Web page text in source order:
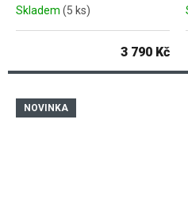
Skladem (5 ks)
3 790 Kč
NOVINKA